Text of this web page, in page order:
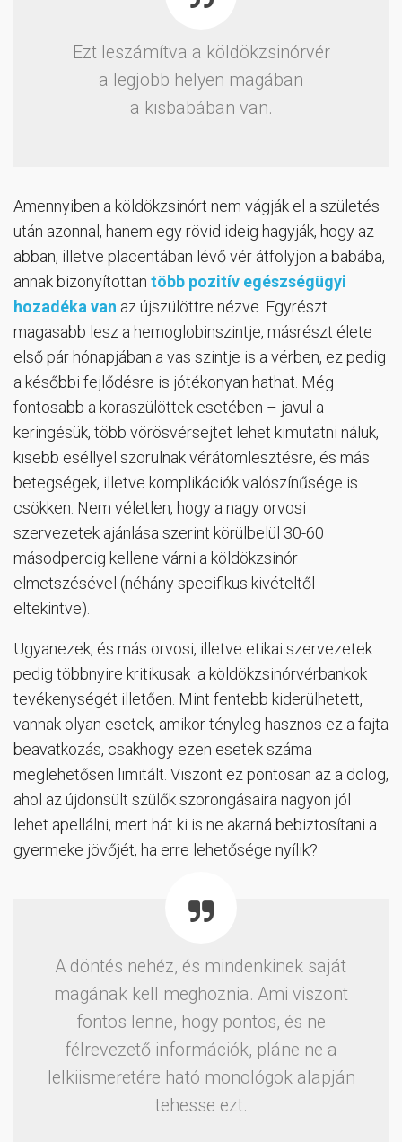
Ezt leszámítva a köldökzsinórvér
a legjobb helyen magában
a kisbabában van.
Amennyiben a köldökzsinórt nem vágják el a születés
után azonnal, hanem egy rövid ideig hagyják, hogy az
abban, illetve placentában lévő vér átfolyjon a babába,
annak bizonyítottan több pozitív egészségügyi
hozadéka van az újszülöttre nézve. Egyrészt
magasabb lesz a hemoglobinszintje, másrészt élete
első pár hónapjában a vas szintje is a vérben, ez pedig
a későbbi fejlődésre is jótékonyan hathat. Még
fontosabb a koraszülöttek esetében – javul a
keringésük, több vörösvérsejtet lehet kimutatni náluk,
kisebb eséllyel szorulnak vérátömlesztésre, és más
betegségek, illetve komplikációk valószínűsége is
csökken. Nem véletlen, hogy a nagy orvosi
szervezetek ajánlása szerint körülbelül 30-60
másodpercig kellene várni a köldökzsinór
elmetszésével (néhány specifikus kivételtől
eltekintve).
Ugyanezek, és más orvosi, illetve etikai szervezetek
pedig többnyire kritikusak a köldökzsinórvérbankok
tevékenységét illetően. Mint fentebb kiderülhetett,
vannak olyan esetek, amikor tényleg hasznos ez a fajta
beavatkozás, csakhogy ezen esetek száma
meglehetősen limitált. Viszont ez pontosan az a dolog,
ahol az újdonsült szülők szorongásaira nagyon jól
lehet apellálni, mert hát ki is ne akarná bebiztosítani a
gyermeke jövőjét, ha erre lehetősége nyílik?
A döntés nehéz, és mindenkinek saját
magának kell meghoznia. Ami viszont
fontos lenne, hogy pontos, és ne
félrevezető információk, pláne ne a
lelkiismeretére ható monológok alapján
tehesse ezt.